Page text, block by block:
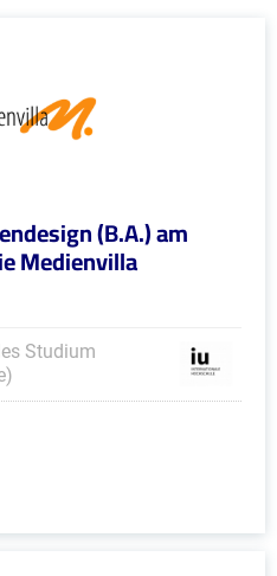
(B.A.) am
Medienvilla
Studium